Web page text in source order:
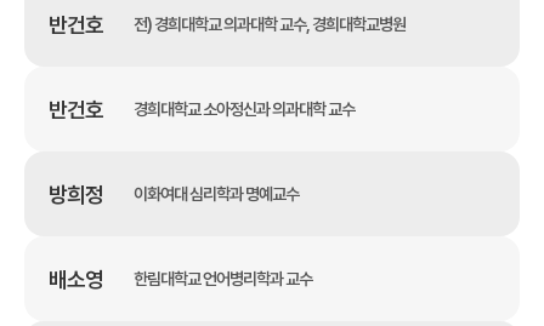
반건호 전) 경희대학교 의과대학 교수, 경희대학교병원
반건호 경희대학교 소아정신과 의과대학 교수
방희정 이화여대 심리학과 명예교수
배소영 한림대학교 언어병리학과 교수